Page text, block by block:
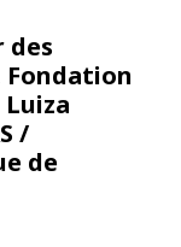
des
/
de